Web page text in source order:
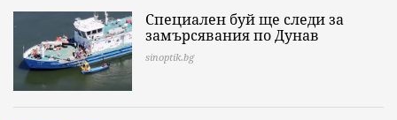
Специален буй ще следи за
замърсявания по Дунав
sinoptik.bg